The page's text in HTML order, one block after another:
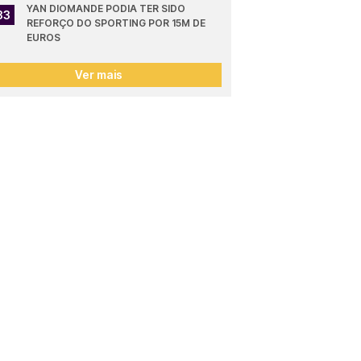
YAN DIOMANDE PODIA TER SIDO
REFORÇO DO SPORTING POR 15M DE
EUROS
Ver mais